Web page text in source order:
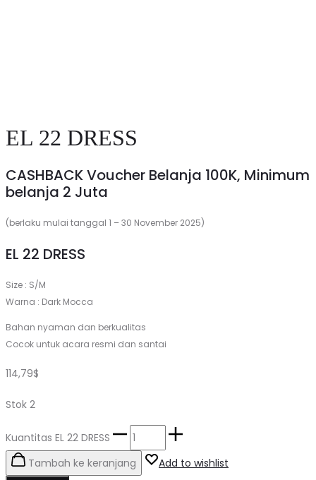
EL 22 DRESS
CASHBACK Voucher Belanja 100K, Minimum
belanja 2 Juta
(berlaku mulai tanggal 1 – 30 November 2025)
EL 22 DRESS
Size : S/M
Warna : Dark Mocca
Bahan nyaman dan berkualitas
Cocok untuk acara resmi dan santai
114,79$
Stok 2
Kuantitas EL 22 DRESS
Tambah ke keranjang
Add to wishlist